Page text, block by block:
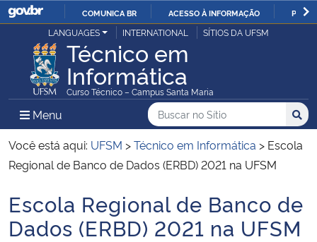
IR
PARA
O
CONTEÚDO
COMUNICA BR ACESSO À INFORMAÇÃO
Ministério da Justiça e Segurança Pública
Ministério da Defesa
Ministério das Relações Exteriores
Ministério da Infraestrutura
LANGUAGES INTERNATIONAL SÍTIOS DA UFSM
Técnico em
Informática
Curso Técnico – Campus Santa Maria
Menu Menu Principal do Sítio
Busca
Buscar no no Sítio
Busca:
Você está aqui: UFSM >Técnico em Informática > Escola
Regional de Banco de Dados (ERBD) 2021 na UFSM
Início do conteúdo
Escola Regional de Banco de
Dados (ERBD) 2021 na UFSM